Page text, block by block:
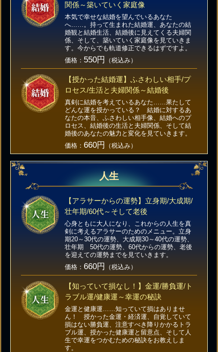
関係～築いていく家庭像
本気で幸せな結婚を望んでいるあなた
へ……。持って生まれた結婚運、あなたの結
婚観と結婚生活、結婚後に見えてくる夫婦関
係、そして、築いていく家庭像を見ていきま
す。今からでも軌道修正できるはずですよ。
価格： 550円 （税込み）
【授かった結婚運】ふさわしい相手/プ
ロセス/生活と夫婦関係～結婚後
真剣に結婚を考えているあなた……果たして
どんな運を授かっている？ 結婚に対するあ
なたの本音、ふさわしい相手像、結婚へのプ
ロセス、結婚後の生活と夫婦関係、そして結
婚後のあなたの魅力と変化を見ていきます。
価格：660円 （税込み）
人生
【アラサーからの運勢】立身期/大成期/
壮年期/60代～そして老後
心身ともに大人になり、これからの人生を真
剣に考えるアラサーのためのメニュー。立身
期20～30代の運勢、大成期30～40代の運勢、
壮年期 50代の運勢、60代からの運勢、老後
を迎えての運勢までを見ていきます。
価格：660円 （税込み）
【知っていて損なし！】金運/勝負運/ト
ラブル運/健康運～幸運の秘訣
金運と健康運……知っていて損はありませ
ん！ 授かった金運・経済運、自覚していて
損はない勝負運、注意すべき降りかかるトラ
ブル運、授かった健康運と留意点、そして人
生で幸運をつかむための秘訣をお教えしま
す。